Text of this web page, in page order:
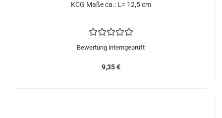
KCG Maße ca.: L= 12,5 cm
Bewertung interngeprüft
9,35 €